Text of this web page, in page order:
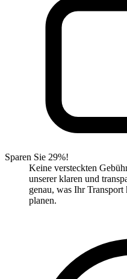
Sparen Sie 29%!
Keine versteckten
unserer klaren und
genau, was Ihr Transport
planen.